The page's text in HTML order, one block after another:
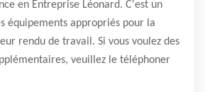
en Entreprise Léonard. C'est un
équipements appropriés pour la
rendu de travail. Si vous voulez des
veuillez le téléphoner